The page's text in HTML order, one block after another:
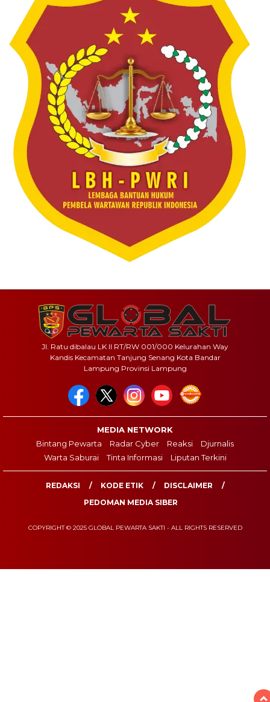
Jl. Ratu dibalau LK II RT/RW 001/000 Kelurahan Way
Kandis Kecamatan Tanjung Senang Kota Bandar
Lampung Provinsi Lampung
MEDIA NETWORK
Bintang Pewarta
Radar Cyber Reaksi
Djurnalis
Warta Saburai
Tinta Informasi Liputan Terkini
REDAKSI KODE ETIK
DISCLAIMER
PEDOMAN MEDIA SIBER
COPYRIGHT © 2025 GLOBAL PEWARTA SAKTI - ALL RIGHTS RESERVED